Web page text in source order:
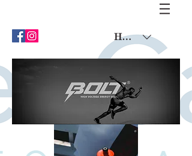
HKD (HK$)